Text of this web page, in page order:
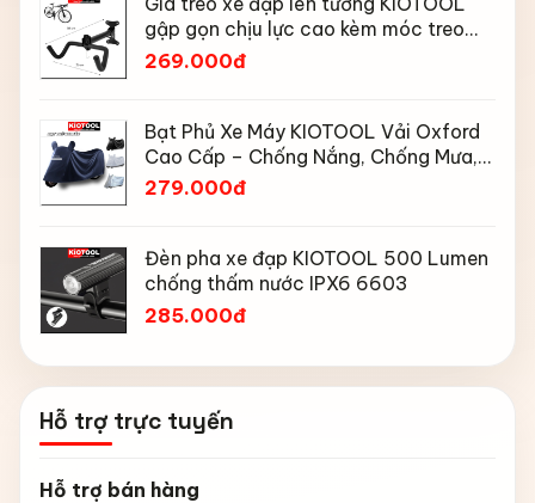
gập gọn chịu lực cao kèm móc treo
mũ bảo hiểm
269.000đ
Bạt Phủ Xe Máy KIOTOOL Vải Oxford
Cao Cấp – Chống Nắng, Chống Mưa,
Chống Bụi, Chống Tia UV, Có Phản
279.000đ
Đèn pha xe đạp KIOTOOL 500 Lumen
chống thấm nước IPX6 6603
285.000đ
Hỗ trợ trực tuyến
Hỗ trợ bán hàng